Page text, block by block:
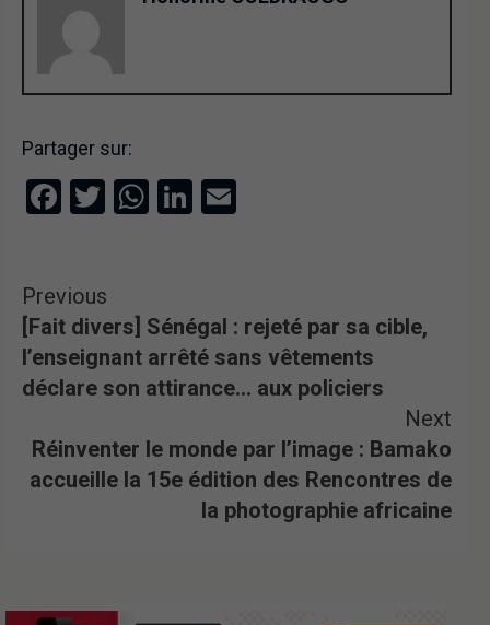
Partager sur:
Facebook
TwitterWhatsApp
LinkedIn
Previous
[Fait divers] Sénégal : rejeté par sa cible,
l’enseignant arrêté sans vêtements
déclare son attirance… aux policiers
Next
Réinventer le monde par l’image : Bamako
accueille la 15e édition des Rencontres de
la photographie africaine